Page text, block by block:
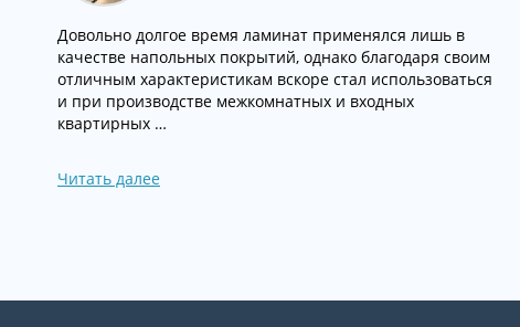
Довольно долгое время ламинат применялся лишь в
качестве напольных покрытий, однако благодаря своим
отличным характеристикам вскоре стал использоваться
и при производстве межкомнатных и входных
квартирных …
Читать далее